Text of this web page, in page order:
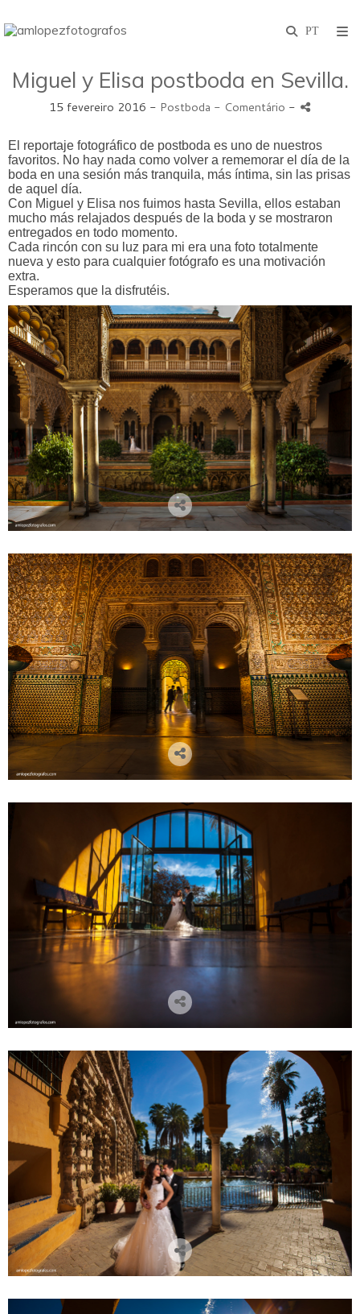
Miguel y Elisa postboda en Sevilla.
15 fevereiro 2016 - Postboda - Comentário -
El reportaje fotográfico de postboda es uno de nuestros
favoritos. No hay nada como volver a rememorar el día de la
boda en una sesión más tranquila, más íntima, sin las prisas
de aquel día.
Con Miguel y Elisa nos fuimos hasta Sevilla, ellos estaban
mucho más relajados después de la boda y se mostraron
entregados en todo momento.
Cada rincón con su luz para mi era una foto totalmente
nueva y esto para cualquier fotógrafo es una motivación
extra.
Esperamos que la disfrutéis.